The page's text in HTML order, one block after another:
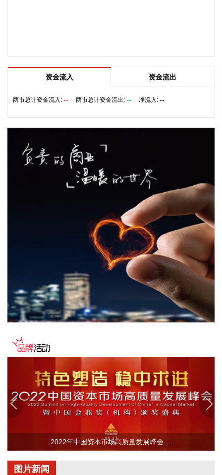
加、价格上涨。新动能成长壮大，人工智能、高端装备、新材
及相关装置制造价格分别上涨2.5%、0.4%和0.3%。品质类消
和天然气开采业、石油煤炭及其他燃料加工业、化学原料和化
学制品制造业分别上涨3.2%、8.2%和9.1%，有色金属矿采选
业、有色金属冶炼和压延加工业分别上涨22.6%和20.2%，黑
色金属冶炼和压延加工业上涨2.7%，涨幅比上月均回落，6个
行业合计影响PPI同比上涨约2.55个百分点；煤炭开采和洗选
业上涨27.1%，电气机械和器材制造业上涨5.7%，计算机通信
和其他电子设备制造业上涨4.4%，涨幅比上月均扩大，3个行
业合计影响PPI同比上涨约1.53个百分点。上述9个行业对PPI
的上拉影响较上月减少0.56个百分点。价格下拉影响最大的5
个行业为：电力热力生产和供应业、汽车制造业、非金属矿物
制品业、医药制造业、酒饮料和精制茶制造业，降幅在2.3%—
5.7%之间，合计影响PPI同比下降约0.76个百分点，较上月减
少0.05个百分点。
2026-08-09 09:42:19
国家统计局城市司首席统计师董莉娟解读2026年7月份CPI和
PPI数据。7月份，受国际输入性因素影响，居民消费价格指数
（CPI）环比下降0.1%，同比上涨0.5%，扣除食品和能源价格
的核心CPI环比上涨0.3%，同比上涨0.9%，CPI总体保持温和
上涨。国内部分行业需求增加，但受输入性和季节性等因素影
响，工业生产者出厂价格指数（PPI）环比下降0.7%，同比上
涨3.5%，涨幅比上月回落0.6个百分点。 从环比看，全国CPI
下降0.1%，降幅比上月收窄0.2个百分点。国际市场价格波动
影响CPI环比下降约0.35个百分点。食品价格与上月持平，低
于季节性水平0.6个百分点。食品中，鲜菜价格上涨1.3%，鸡
市，市场供应充足，鲜果价格下降3.8%，影响CPI环比下降约
资金流入 资金流出
两市总计资金流入: -- 两市总计资金流出: -- 净流入: --
2022年中国资本市场高质量发展峰会....
图片新闻